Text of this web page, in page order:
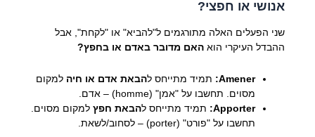
אנושי או חפצי?
שני הפעלים האלה מתורגמים ל"להביא" או "לקחת", אבל
ההבדל העיקרי הוא האם מדובר באדם או בחפץ?
Amener: תמיד מתייחס להבאת אדם או חיה למקום
מסוים. תחשבו על "אמן" (homme) – אדם.
Apporter:
תמיד מתייחס להבאת חפץלמקום מסוים.
תחשבו על "פורט" (porter) – לסחוב/לשאת.